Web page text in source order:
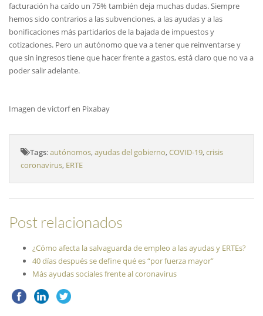
facturación ha caído un 75% también deja muchas dudas. Siempre
hemos sido contrarios a las subvenciones, a las ayudas y a las
bonificaciones más partidarios de la bajada de impuestos y
cotizaciones. Pero un autónomo que va a tener que reinventarse y
que sin ingresos tiene que hacer frente a gastos, está claro que no va a
poder salir adelante.
Imagen devictorfen Pixabay
Tags:autónomos,ayudas del gobierno,COVID-19,crisis
coronavirus, ERTE
Post relacionados
¿Cómo afecta la salvaguarda de empleo a las ayudas y ERTEs?
40 días después se define qué es “por fuerza mayor”
Más ayudas sociales frente al coronavirus